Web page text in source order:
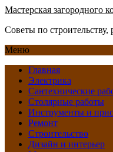
Мастерская загородного
Советы по строительству,
Меню
Главная
Электрика
Сантехнические
Столярные работы
Инструменты и
Ремонт
Строительство
Дизайн и интерьер